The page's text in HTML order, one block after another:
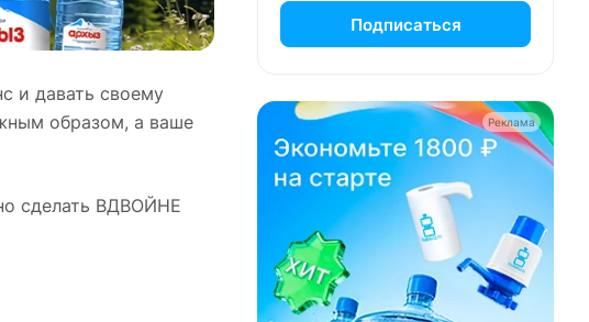
и давать своему
образом, а ваше
сделать ВДВОЙНЕ
Подписаться
Реклама